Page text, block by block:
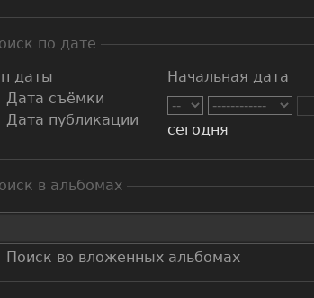
по дате
даты
Дата съёмки
Дата публикации
Начальная дата
сегодня
в альбомах
Поиск во вложенных альбомах